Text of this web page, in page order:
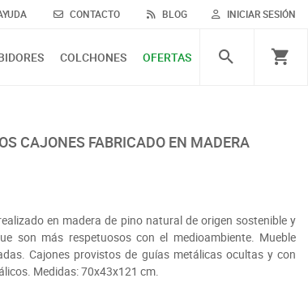
INICIAR SESIÓN
CONTACTO BLOG
COLCHONES OFERTAS
en madera de pino natural de origen sostenible y
son más respetuosos con el medioambiente. Mueble
Cajones provistos de guías metálicas ocultas y con
Medidas: 70x43x121 cm.